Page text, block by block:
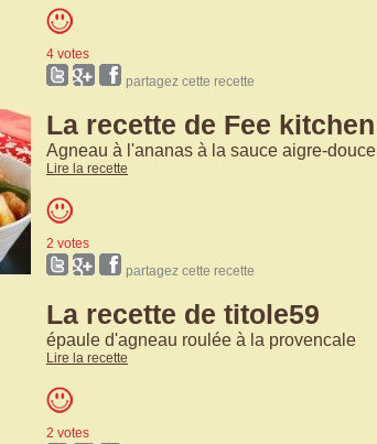
4 votes
partagez cette recette
La recette de Fee kitchen
Agneau à l'ananas à la sauce aigre-douce
Lire la recette
2 votes
partagez cette recette
La recette de titole59
épaule d'agneau roulée à la provencale
Lire la recette
2 votes